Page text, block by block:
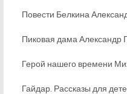
Повести Белкина
Пиковая дама Александр
Герой нашего времени
Гайдар. Рассказы для